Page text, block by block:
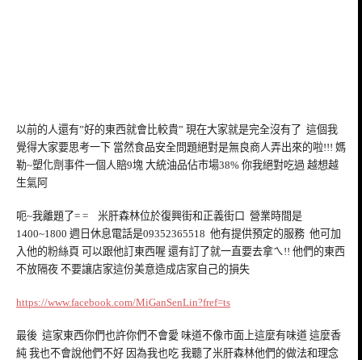
以前的人還有”好的東西就會比較貴” 現在大家就是完全沒有了 這個我
覺得大家要思考一下 當然食品安全問題絕對是無良商人弄出來的啦!!! 媽
勒~塑化劑事件一個人賠9塊 大統油品佔市場38% 你我絕對吃過 越想越
生氣阿
呃~我離題了= = 米肝森林位於復興街和正義街口 營業時間是
1400~1800 週日休息電話是09352365518 他有提供預定的服務 他可加
入他的粉絲頁 可以跟他訂東西喔 還有訂了就一直要去拿ㄟ!! 他們的東西
不放隔夜 不要讓店家這份美意造成店家自己的損失
https://www.facebook.com/MiGanSenLin?fref=ts
最後 這家東西你們也許你們不會愛 味道不像市面上這麼有味道 這麼香
純 我也不會說他們不好 因為我也吃 我聽了米肝森林他們的做法和理念